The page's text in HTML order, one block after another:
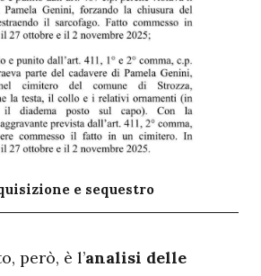
e sequestro
però, è l’analisi delle